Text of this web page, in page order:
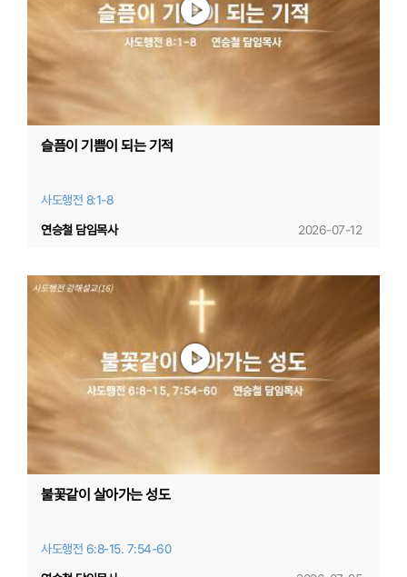
슬픔이 기쁨이 되는 기적
사도행전 8:1-8
2026-07-12
연승철 담임목사
불꽃같이 살아가는 성도
사도행전 6:8-15. 7:54-60